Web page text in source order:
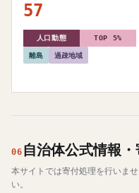
57
人口動態 TOP 5%
離島 過疎地域
06 自治体公式情報
本サイトでは寄付処理を行いま
い。